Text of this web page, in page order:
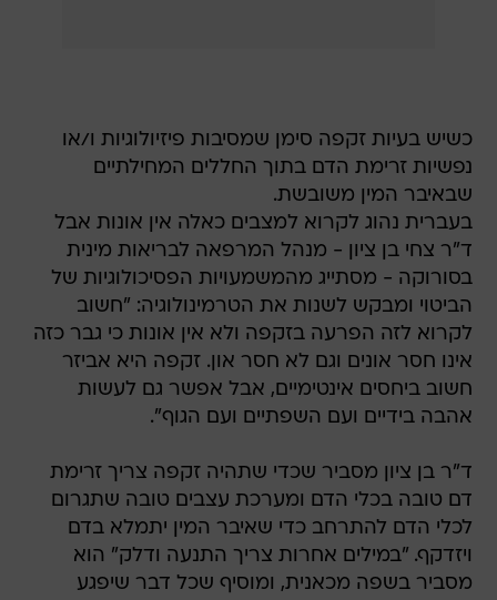
כשיש בעיות זקפה סימן שמסיבות פיזיולוגיות ו/או
נפשיות זרימת הדם בתוך החללים המחילתיים
שבאיבר המין משובשת.
בעברית נהוג לקרוא למצבים כאלה אין אונות אבל
ד"ר צחי בן ציון - מנהל המרפאה לבריאות מינית
בסורוקה - מסתייג מהמשמעויות הפסיכולוגיות של
הביטוי ומבקש לשנות את הטרמינולוגיה: "חשוב
לקרוא לזה הפרעה בזקפה ולא אין אונות כי גבר כזה
אינו חסר אונים וגם לא חסר און. זקפה היא אביזר
חשוב ביחסים אינטימיים, אבל אפשר גם לעשות
אהבה בידיים ועם השפתיים ועם הגוף".
ד"ר בן ציון מסביר שכדי שתהיה זקפה צריך זרימת
דם טובה בכלי הדם ומערכת עצבים טובה שתגרום
לכלי הדם להתרחב כדי שאיבר המין יתמלא בדם
ויזדקף. "במילים אחרות צריך התנעה ודלק" הוא
מסביר בשפה מכאנית, ומוסיף שכל דבר שיפגע